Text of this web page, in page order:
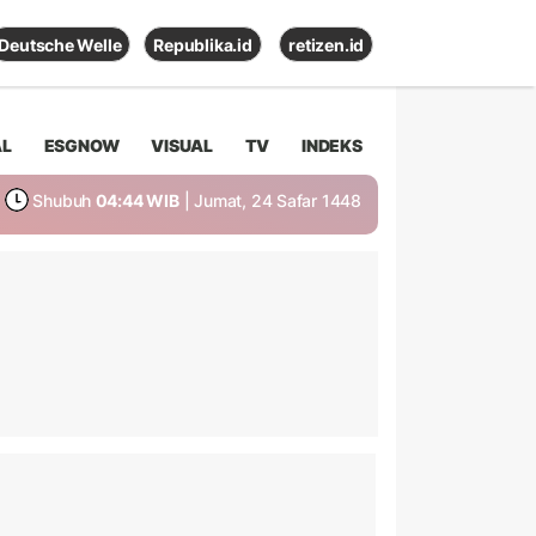
Deutsche Welle Republika.id retizen.id
ESGNOW VISUAL TV INDEKS
Shubuh 04:44 WIB | Jumat, 24 Safar 1448